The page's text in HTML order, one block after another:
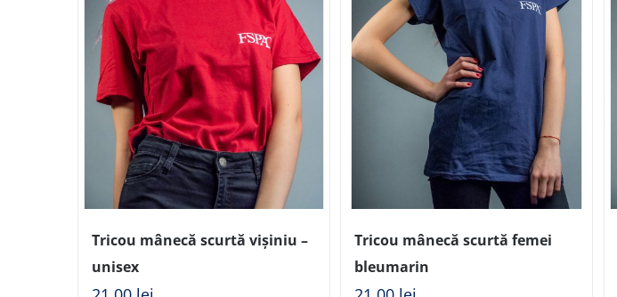
Tricou mânecă scurtă vișiniu –
unisex
Tricou mânecă scurtă femei
bleumarin